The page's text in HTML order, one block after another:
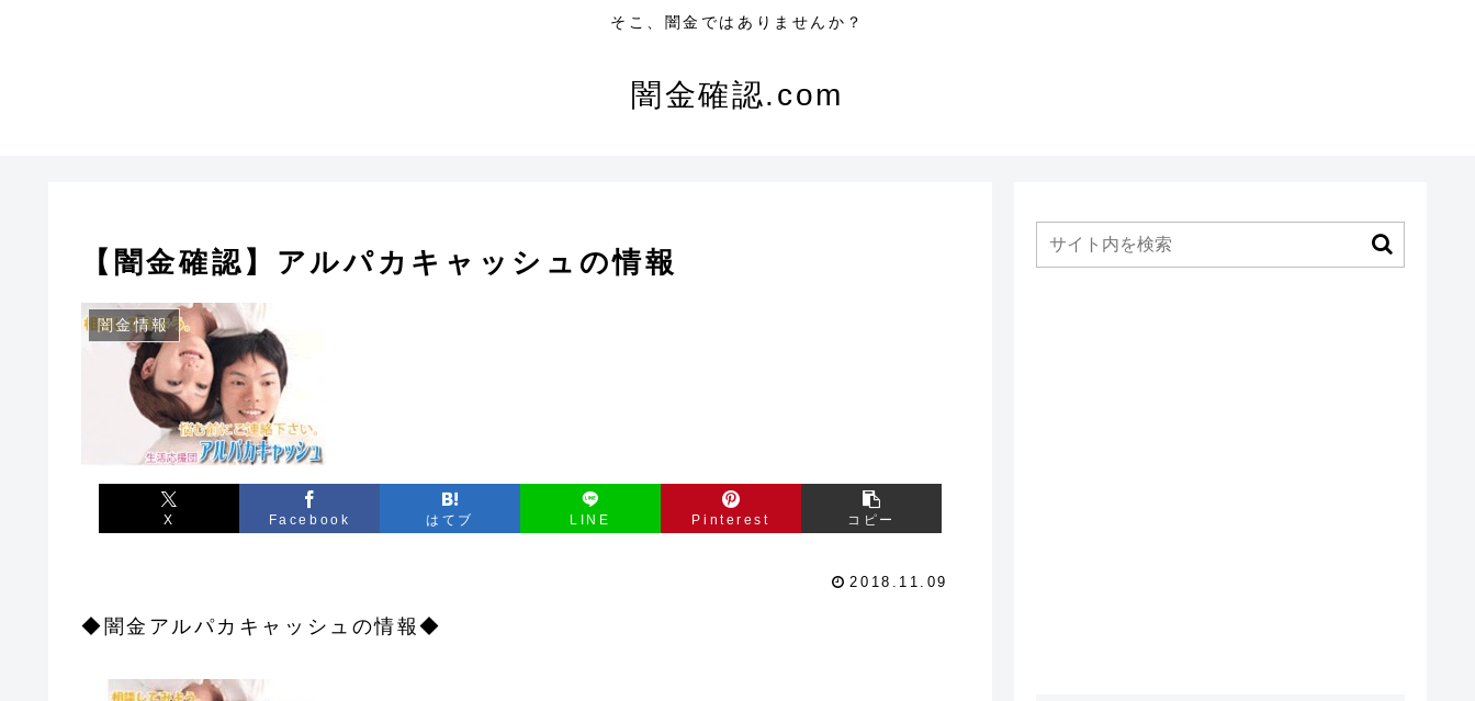
そこ、闇金ではありませんか？
闇金確認.com
【闇金確認】アルパカキャッシュの情報
闇金情報
X Facebook はてブ LINE Pinterest コピー
2018.11.09
◆闇金アルパカキャッシュの情報◆